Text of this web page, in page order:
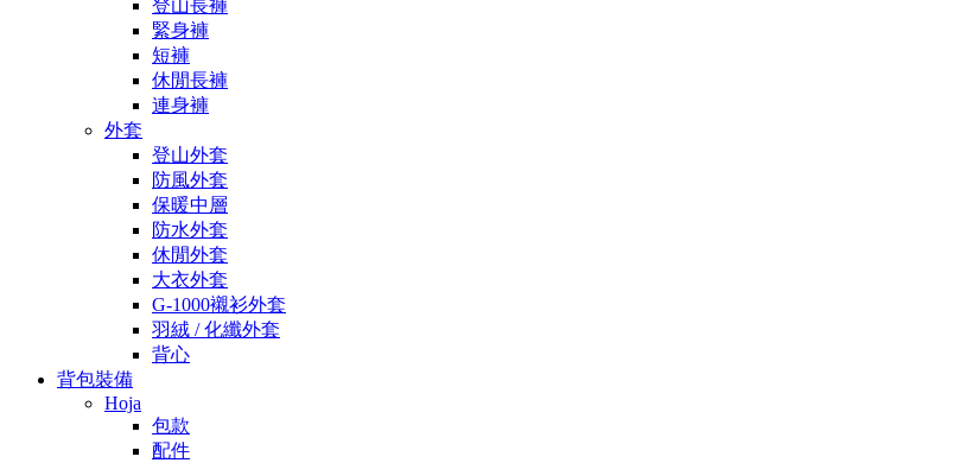
登山長褲
緊身褲
短褲
休閒長褲
連身褲
外套
登山外套
防風外套
保暖中層
防水外套
休閒外套
大衣外套
G-1000襯衫外套
羽絨 / 化纖外套
背心
背包裝備
Hoja
包款
配件